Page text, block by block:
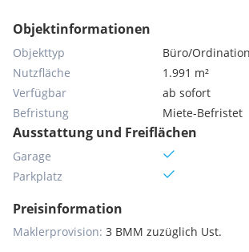
Objektinformationen
Objekttyp
Büro/Ordination
Nutzfläche
1.991 m²
Verfügbar
ab sofort
Befristung
Miete-Befristet
Ausstattung und Freiflächen
Garage
Parkplatz
Preisinformation
Maklerprovision: 3 BMM zuzüglich Ust.